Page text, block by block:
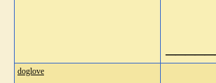
doglove